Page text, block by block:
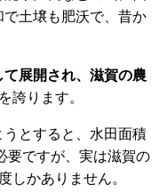
土壌も肥沃で、昔か
展開され、滋賀の農
誇ります。
とすると、水田面積
要ですが、実は滋賀の
しかありません。